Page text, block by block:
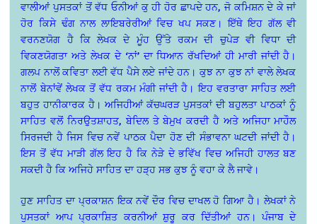
ਵਾਲੀਆਂ ਪੁਸਤਕਾਂ ਤੋਂ ਵੱਧ ਓਨੀਆਂ ਕੁ ਹੀ ਹੋਰ ਛਾਪਦੇ ਹਨ, ਜੋ ਕਮਿਸ਼ਨ ਦੇ ਕੇ ਜਾਂ
ਹੋਰ ਕਿਸੇ ਢੰਗ ਨਾਲ ਲਾਇਬਰੇਰੀਆਂ ਵਿਚ ਖਪ ਸਕਣ। ਇੱਥੇ ਇਹ ਗੱਲ ਵੀ
ਵਰਨਣਯੋਗ ਹੈ ਕਿ ਲੇਖਕ ਦੇ ਮੂੰਹ ਉੱਤੇ ਰਕਮ ਦੀ ਚੁਪੇੜ ਵੀ ਵਿਧਾ ਦੀ
ਵਿਕਣਯੋਗਤਾ ਅਤੇ ਲੇਖਕ ਦੇ ‘ਨਾਂ’ ਦਾ ਧਿਆਨ ਰੱਖਦਿਆਂ ਹੀ ਮਾਰੀ ਜਾਂਦੀ ਹੈ।
ਗਲਪ ਨਾਲੋਂ ਕਵਿਤਾ ਲਈ ਵੱਧ ਪੈਸੇ ਲਏ ਜਾਂਦੇ ਹਨ। ਕੁਝ ਨਾ ਕੁਝ ਨਾਂ ਵਾਲੇ ਲੇਖਕ
ਨਾਲੋਂ ਬੇਨਾਂਵੇਂ ਲੇਖਕ ਤੋਂ ਵੱਧ ਰਕਮ ਮੰਗੀ ਜਾਂਦੀ ਹੈ। ਇਹ ਵਰਤਾਰਾ ਸਾਹਿਤ ਲਈ
ਬਹੁਤ ਹਾਨੀਕਾਰਕ ਹੈ। ਅਜਿਹੀਆਂ ਕੱਚਘਰੜ ਪੁਸਤਕਾਂ ਦੀ ਬਹੁਲਤਾ ਪਾਠਕਾਂ ਨੂੰ
ਸਾਹਿਤ ਵਲੋਂ ਨਿਰਉਤਸ਼ਾਹਤ, ਬੇਦਿਲ ਤੇ ਬੇਮੁਖ ਕਰਦੀ ਹੈ ਅਤੇ ਅਜਿਹਾ ਮਾਹੌਲ
ਸਿਰਜਦੀ ਹੈ ਜਿਸ ਵਿਚ ਨਵੇਂ ਪਾਠਕ ਪੈਦਾ ਹੋਣ ਦੀ ਸੰਭਾਵਨਾ ਘਟਦੀ ਜਾਂਦੀ ਹੈ।
ਇਸ ਤੋਂ ਵੱਧ ਮਾੜੀ ਗੱਲ ਇਹ ਹੈ ਕਿ ਨੇੜੇ ਦੇ ਭਵਿੱਖ ਵਿਚ ਅਜਿਹੀ ਹਾਲਤ ਬਣ
ਸਕਦੀ ਹੈ ਕਿ ਅਜਿਹੇ ਸਾਹਿਤ ਦਾ ਹੜ੍ਹ ਸਭ ਕੁਝ ਨੂੰ ਵਹਾ ਕੇ ਲੈ ਜਾਵੇ।
ਹੁਣ ਸਾਹਿਤ ਦਾ ਪ੍ਰਕਾਸ਼ਨ ਇਕ ਨਵੇਂ ਦੌਰ ਵਿਚ ਦਾਖਲ ਹੋ ਗਿਆ ਹੈ। ਲੇਖਕਾਂ ਨੇ
ਪੁਸਤਕਾਂ ਆਪ ਪ੍ਰਕਾਸ਼ਿਤ ਕਰਨੀਆਂ ਸ਼ੁਰੂ ਕਰ ਦਿੱਤੀਆਂ ਹਨ। ਪੰਜਾਬ ਦੇ